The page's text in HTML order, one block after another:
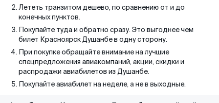
Лететь транзитом дешево, по сравнению от и до
конечных пунктов.
Покупайте туда и обратно сразу. Это выгоднее чем
билет Красноярск Душанбе в одну сторону.
При покупке обращайте внимание на лучшие
спецпредложения авиакомпаний, акции, скидки и
распродажи авиабилетов из Душанбе.
Покупайте авиабилет на неделе, а не в выходные.